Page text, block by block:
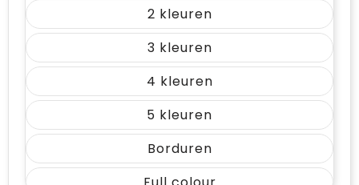
2
3
4
5
Borduren